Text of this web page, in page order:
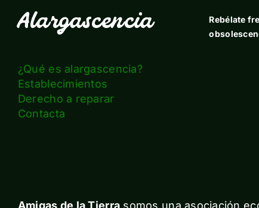
Alargascencia
Rebélate
¿Qué es alargascencia?
Establecimientos
Derecho a reparar
Contacta
Amigas de la Tierra somos una asociación